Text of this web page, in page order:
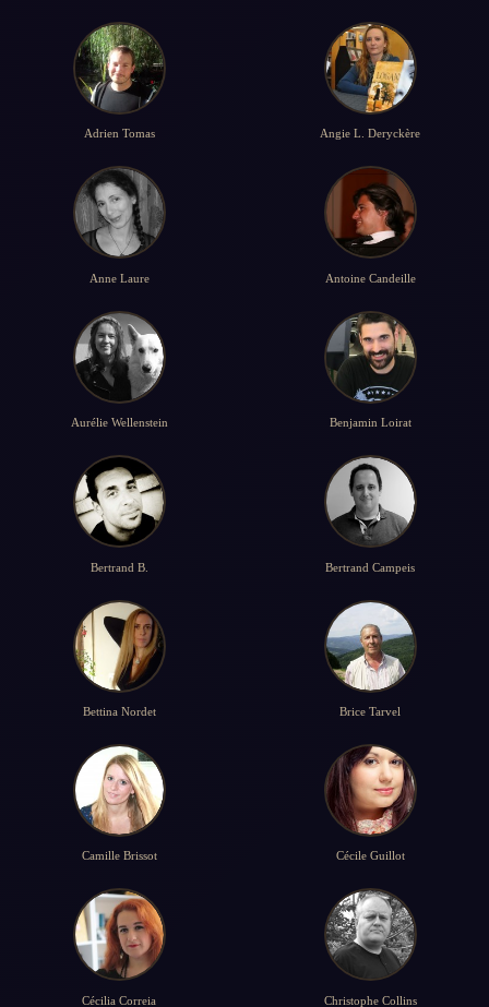
Adrien Tomas Angie L. Deryckère
Anne Laure Antoine Candeille
Aurélie Wellenstein Benjamin Loirat
Bertrand B. Bertrand Campeis
Bettina Nordet Brice Tarvel
Camille Brissot Cécile Guillot
Cécilia Correia Christophe Collins